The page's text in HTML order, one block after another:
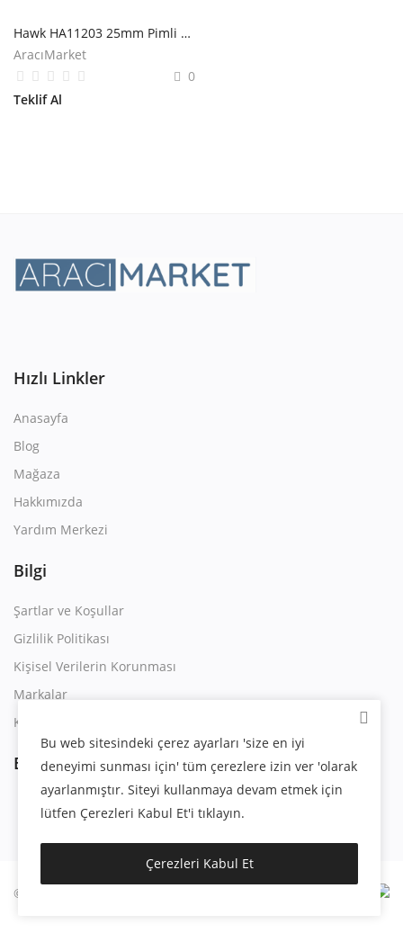
Hawk HA11203 25mm Pimli Kalem Burmalı Fırça
AracıMarket
0
Teklif Al
Hızlı Linkler
Anasayfa
Blog
Mağaza
Hakkımızda
Yardım Merkezi
Bilgi
Şartlar ve Koşullar
Gizlilik Politikası
Kişisel Verilerin Korunması
Markalar
Kullanım Sözleşmesi
Bizi Takip Edin
© 2023 | Eygsoft
Bu web sitesindeki çerez ayarları 'size en iyi
deneyimi sunması için' tüm çerezlere izin ver 'olarak
ayarlanmıştır. Siteyi kullanmaya devam etmek için
lütfen Çerezleri Kabul Et'i tıklayın.
Çerezleri Kabul Et